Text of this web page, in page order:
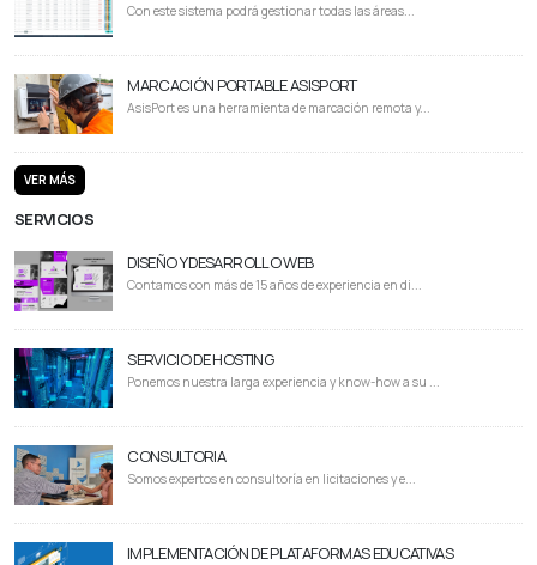
Con este sistema podrá gestionar todas las áreas...
MARCACIÓN PORTABLE ASISPORT
AsisPort es una herramienta de marcación remota y...
VER MÁS
SERVICIOS
DISEÑO Y DESARROLLO WEB
Contamos con más de 15 años de experiencia en di...
SERVICIO DE HOSTING
Ponemos nuestra larga experiencia y know-how a su ...
CONSULTORIA
Somos expertos en consultoría en licitaciones y e...
IMPLEMENTACIÓN DE PLATAFORMAS EDUCATIVAS